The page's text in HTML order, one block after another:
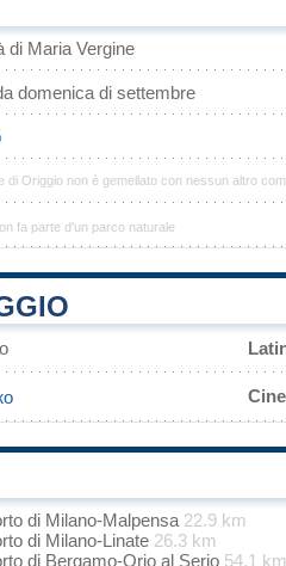
di Maria Vergine
domenica di settembre
di Origgio non è gemellato con nessun altro
fa parte d'un parco naturale
di Milano-Malpensa 22.9 km
di Milano-Linate 26.3 km
di Bergamo-Orio al Serio 54.1 km